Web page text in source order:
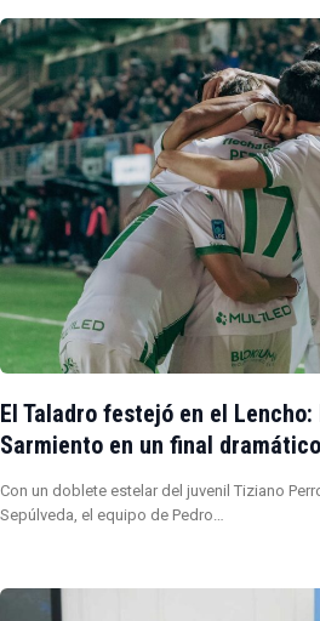
El Taladro festejó en el
Sarmiento en un final dramático
Con un doblete estelar del juvenil Tiziano
Sepúlveda, el equipo de Pedro…